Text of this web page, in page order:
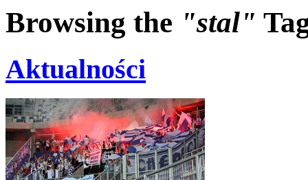
Browsing the "stal"
Aktualności